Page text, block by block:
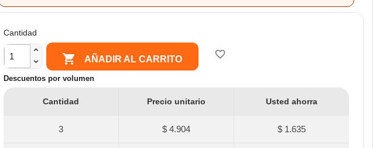
Cantidad
 AÑADIR AL CARRITO favorite_border
Descuentos por volumen
Cantidad Precio unitario Usted ahorra
3 $ 4.904 $ 1.635